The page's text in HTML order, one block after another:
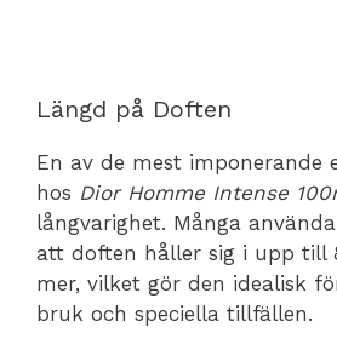
Längd på Doften
En av de mest imponerande
hos Dior Homme Intense
långvarighet. Många
att doften håller sig i upp till
mer, vilket gör den idealisk
bruk och speciella tillfällen.